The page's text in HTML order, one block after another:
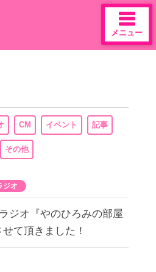
メニュー
CM イベント 記事
その他
ジオ
ジオ『やのひろみの部屋
て頂きました！